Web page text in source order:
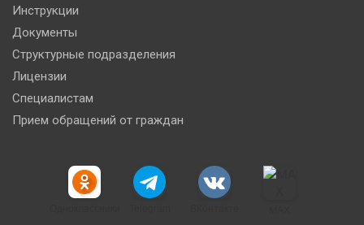
Инструкции
Документы
Структурные подразделения
Лицензии
Специалистам
Прием обращений от граждан